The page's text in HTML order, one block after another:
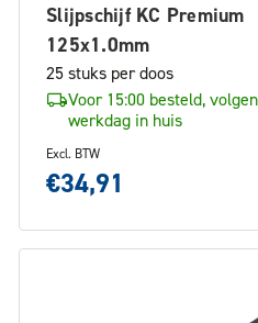
Slijpschijf KC Premium
125x1.0mm
25 stuks per doos
Voor 15:00 besteld,
werkdag in huis
Excl. BTW
€34,91